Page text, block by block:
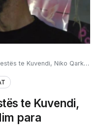
Niko Qarkaj mban fjalim para Kryeministrisë
te Kuvendi,
para